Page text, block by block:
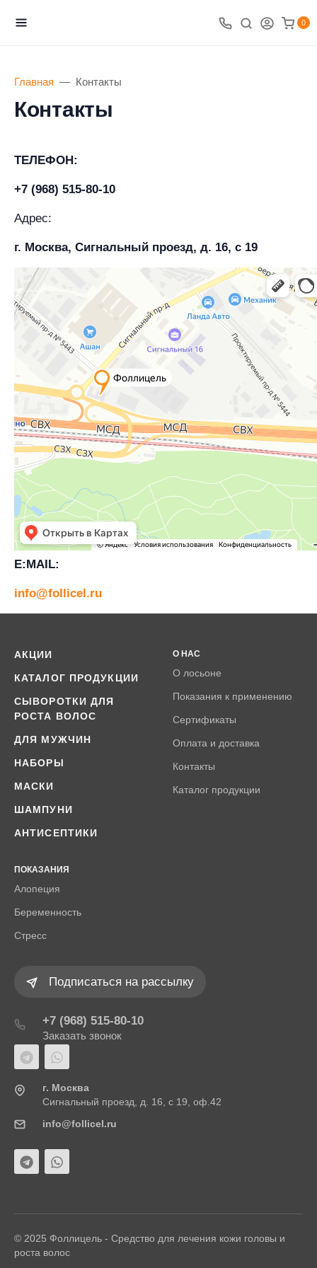
0
Главная Контакты
Контакты
ТЕЛЕФОН:
+7 (968) 515-80-10
Адрес:
г. Москва, Сигнальный проезд, д. 16, с 19
E:MAIL:
info@follicel.ru
АКЦИИ
КАТАЛОГ ПРОДУКЦИИ
СЫВОРОТКИ ДЛЯ
РОСТА ВОЛОС
ДЛЯ МУЖЧИН
НАБОРЫ
МАСКИ
ШАМПУНИ
АНТИСЕПТИКИ
О НАС
О лосьоне
Показания к применению
Сертификаты
Оплата и доставка
Контакты
Каталог продукции
ПОКАЗАНИЯ
Алопеция
Беременность
Стресс
Подписаться на рассылку
+7 (968) 515-80-10
Заказать звонок
г. Москва
Сигнальный проезд, д. 16, с 19, оф.42
info@follicel.ru
© 2025 Фоллицель - Средство для лечения кожи головы и
роста волос